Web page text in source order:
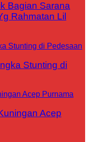
Bagian Sarana
Rahmatan Lil
Stunting di
Acep